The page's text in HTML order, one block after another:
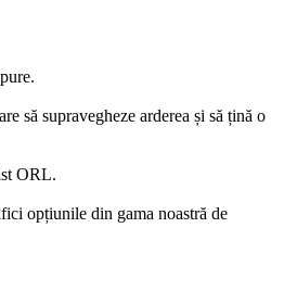
să supravegheze arderea și să țină o
ORL.
opțiunile din gama noastră de